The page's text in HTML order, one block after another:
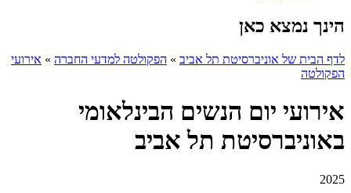
הינך נמצא כאן
לדף הבית של אוניברסיטת תל אביב » הפקולטה למדעי החברה » אירועי
הפקולטה
אירועי יום הנשים הבינלאומי
באוניברסיטת תל אביב
2025